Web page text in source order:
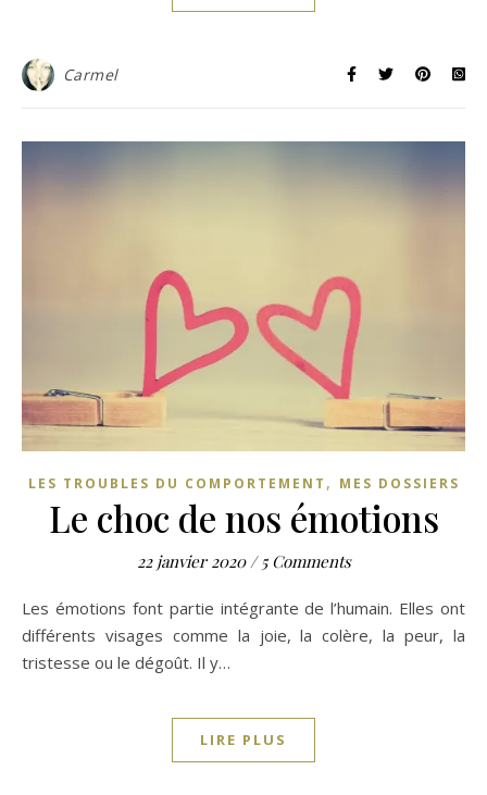
Carmel
LES TROUBLES DU COMPORTEMENT , MES DOSSIERS
Le choc de nos émotions
22 janvier 2020 / 5 Comments
Les émotions font partie intégrante de l’humain. Elles ont
différents visages comme la joie, la colère, la peur, la
tristesse ou le dégoût. Il y…
LIRE PLUS